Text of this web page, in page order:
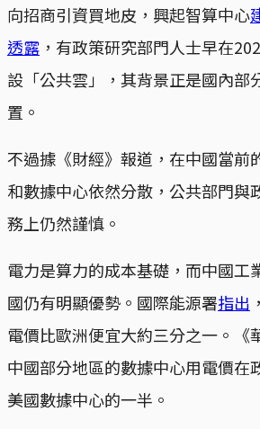
向招商引資買地皮，興起智算中心
透露 ，有政策研究部門人士早在
設「公共雲」，其背景正是國內部
置。
不過據《財經》報道，在中國當前
和數據中心依然分散，公共部門與
務上仍然謹慎。
電力是算力的成本基礎，而中國工
國仍有明顯優勢。國際能源署指出
電價比歐洲便宜大約三分之一。《
中國部分地區的數據中心用電價在
美國數據中心的一半。